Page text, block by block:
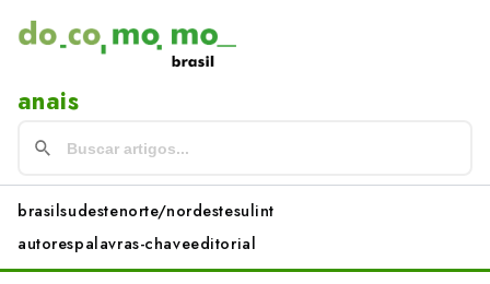
anais
brasilsudestenorte/nordestesulint
autorespalavras-chaveeditorial